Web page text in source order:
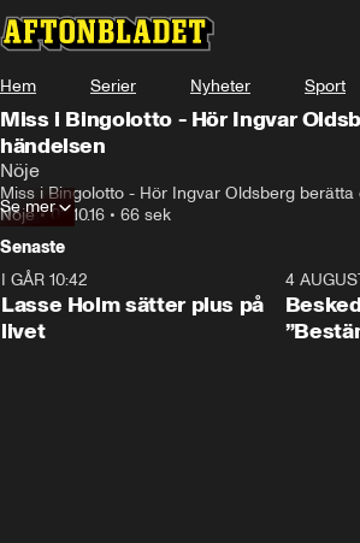
Hem Serier Nyheter Sport
Miss i Bingolotto - Hör Ingvar
händelsen
Nöje
Miss i Bingolotto - Hör Ingvar Oldsberg berätta
Nöje•02.10.16 • 66 sek
Se mer
Senaste
I GÅR 10:42
Lasse Holm sätter plus på
livet
4